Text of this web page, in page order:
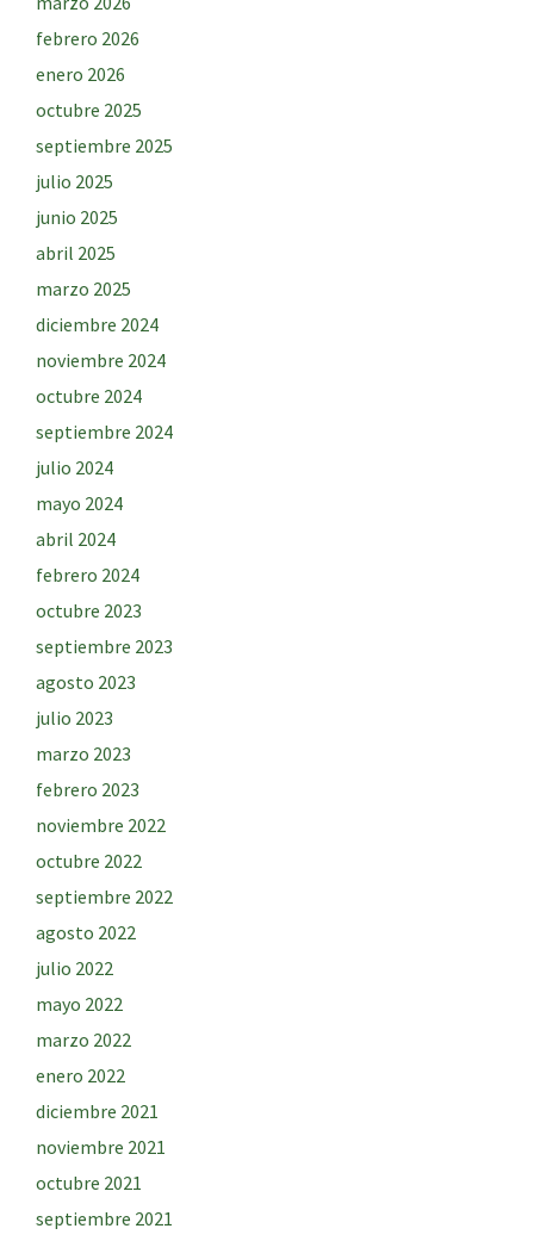
febrero 2026
enero 2026
octubre 2025
septiembre 2025
julio 2025
junio 2025
abril 2025
marzo 2025
diciembre 2024
noviembre 2024
octubre 2024
septiembre 2024
julio 2024
mayo 2024
abril 2024
febrero 2024
octubre 2023
septiembre 2023
agosto 2023
julio 2023
marzo 2023
febrero 2023
noviembre 2022
octubre 2022
septiembre 2022
agosto 2022
julio 2022
mayo 2022
marzo 2022
enero 2022
diciembre 2021
noviembre 2021
octubre 2021
septiembre 2021